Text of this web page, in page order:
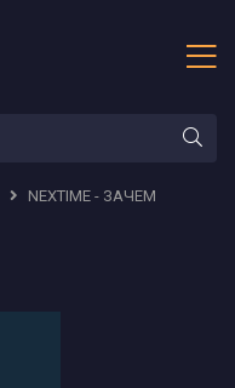
NEXTIME - ЗАЧЕМ